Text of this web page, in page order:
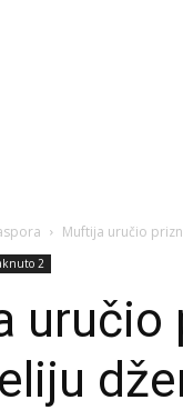
Muftija uručio
2
uručio